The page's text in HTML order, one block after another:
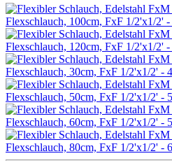
Flexschlauch, 100cm, FxF 1/2'x1/2' -
Flexschlauch, 120cm, FxF 1/2'x1/2' -
Flexschlauch, 30cm, FxF 1/2'x1/2' -
Flexschlauch, 50cm, FxF 1/2'x1/2' -
Flexschlauch, 60cm, FxF 1/2'x1/2' -
Flexschlauch, 80cm, FxF 1/2'x1/2' -